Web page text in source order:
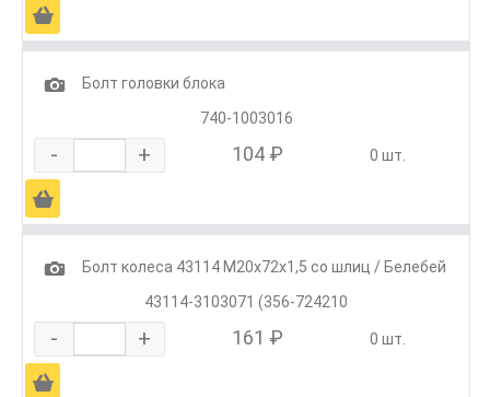
Ä
1
Болт головки блока
740-1003016
- + 104 ₽ 0 шт.
Ä
1
Болт колеса 43114 М20х72х1,5 со шлиц / Белебей
43114-3103071 (356-724210
- + 161 ₽ 0 шт.
Ä